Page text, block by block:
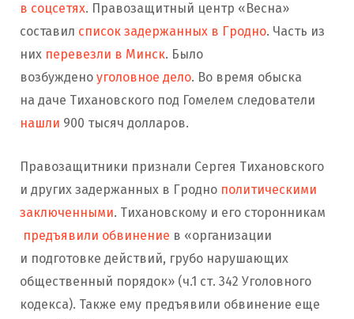
в соцсетях. Правозащитный центр «Весна»
составил список задержанных в Гродно. Часть из
них перевезли в Минск. Было
возбуждено уголовное дело. Во время обыска
на даче Тихановского под Гомелем следователи
нашли 900 тысяч долларов.
Правозащитники признали Сергея Тихановского
и других задержанных в Гродно политическими
заключенными. Тихановскому и его сторонникам
предъявили обвинение в «организации
и подготовке действий, грубо нарушающих
общественный порядок» (ч.1 ст. 342 Уголовного
кодекса). Также ему предъявили обвинение еще